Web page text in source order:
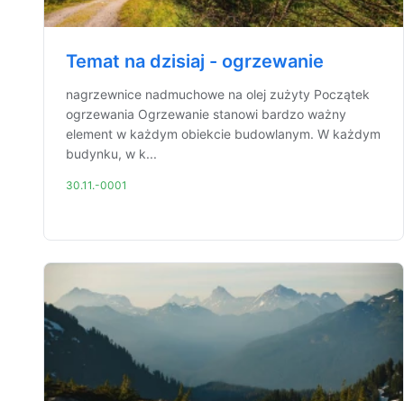
Temat na dzisiaj - ogrzewanie
nagrzewnice nadmuchowe na olej zużyty Początek
ogrzewania Ogrzewanie stanowi bardzo ważny
element w każdym obiekcie budowlanym. W każdym
budynku, w k...
30.11.-0001